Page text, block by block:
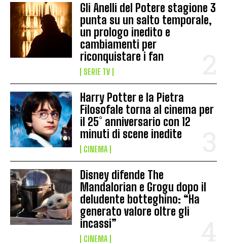
Gli Anelli del Potere stagione 3
punta su un salto temporale,
un prologo inedito e
cambiamenti per
riconquistare i fan
SERIE TV
Harry Potter e la Pietra
Filosofale torna al cinema per
il 25° anniversario con 12
minuti di scene inedite
CINEMA
Disney difende The
Mandalorian e Grogu dopo il
deludente botteghino: “Ha
generato valore oltre gli
incassi”
CINEMA